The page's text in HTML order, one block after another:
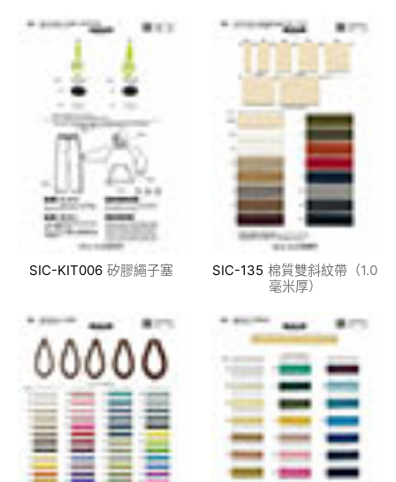
SIC-KIT006 矽膠繩子塞 SIC-135 棉質雙斜紋帶（1.0
毫米厚）